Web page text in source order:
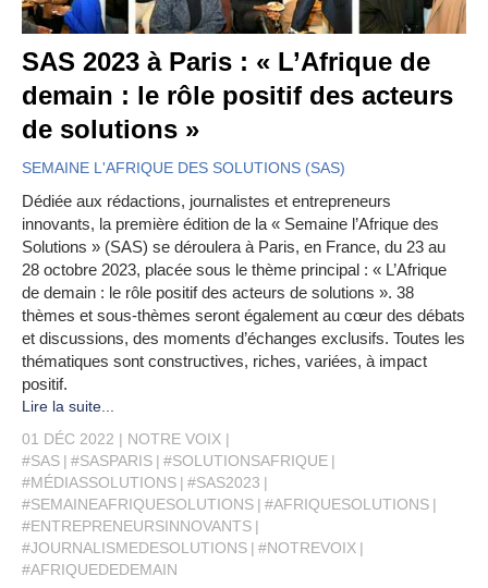
SAS 2023 à Paris : « L’Afrique de
demain : le rôle positif des acteurs
de solutions »
SEMAINE L'AFRIQUE DES SOLUTIONS (SAS)
Dédiée aux rédactions, journalistes et entrepreneurs
innovants, la première édition de la « Semaine l’Afrique des
Solutions » (SAS) se déroulera à Paris, en France, du 23 au
28 octobre 2023, placée sous le thème principal : « L’Afrique
de demain : le rôle positif des acteurs de solutions ». 38
thèmes et sous-thèmes seront également au cœur des débats
et discussions, des moments d’échanges exclusifs. Toutes les
thématiques sont constructives, riches, variées, à impact
positif.
Lire la suite...
01 DÉC 2022
NOTRE VOIX
#SAS
#SASPARIS
#SOLUTIONSAFRIQUE
#MÉDIASSOLUTIONS
#SAS2023
#SEMAINEAFRIQUESOLUTIONS
#AFRIQUESOLUTIONS
#ENTREPRENEURSINNOVANTS
#JOURNALISMEDESOLUTIONS
#NOTREVOIX
#AFRIQUEDEDEMAIN